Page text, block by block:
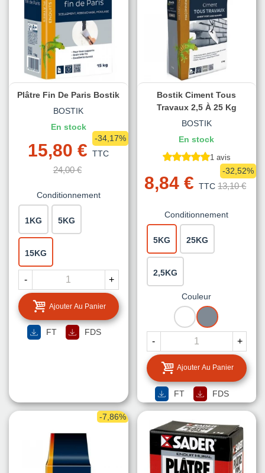
Plâtre Fin De Paris Bostik
BOSTIK
En stock
15,80 € TTC
24,00 €
-34,17%
Conditionnement
1KG 5KG
15KG
- +
Ajouter Au Panier
FT FDS
Bostik Ciment Tous
Travaux 2,5 À 25 Kg
BOSTIK
En stock
1 avis
8,84 € TTC 13,10 €
-32,52%
Conditionnement
5KG 25KG
2,5KG
Couleur
BLANC GRIS
- +
Ajouter Au Panier
FT FDS
-7,86%